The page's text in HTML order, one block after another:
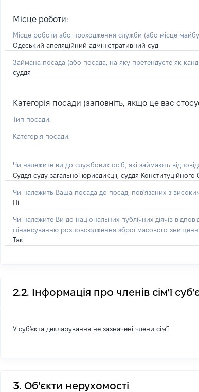
Місце роботи:
Місце роботи або проходження служби (або місце
Одеський апеляційний адміністративний суд
Займана посада (або посада, на яку претендуєте як
суддя
Категорія посади (заповніть, якщо це вас
Тип посади:
Категорія посади:
Чи належите ви до службових осіб, які займають
Суддя суду загальної юрисдикції, суддя Конституційного
Чи належить Ваша посада до посад, пов'язаних з
Ні
Чи належите Ви до національних публічних діячів
фінансуванню розповсюдження зброї масового
Так
2.2. Інформація про членів сім'ї
У суб'єкта декларування не зазначені члени сім'ї
3. Об'єкти нерухомості